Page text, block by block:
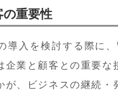
重要性
導入を検討する際に
企業と顧客との重要
が、ビジネスの継続